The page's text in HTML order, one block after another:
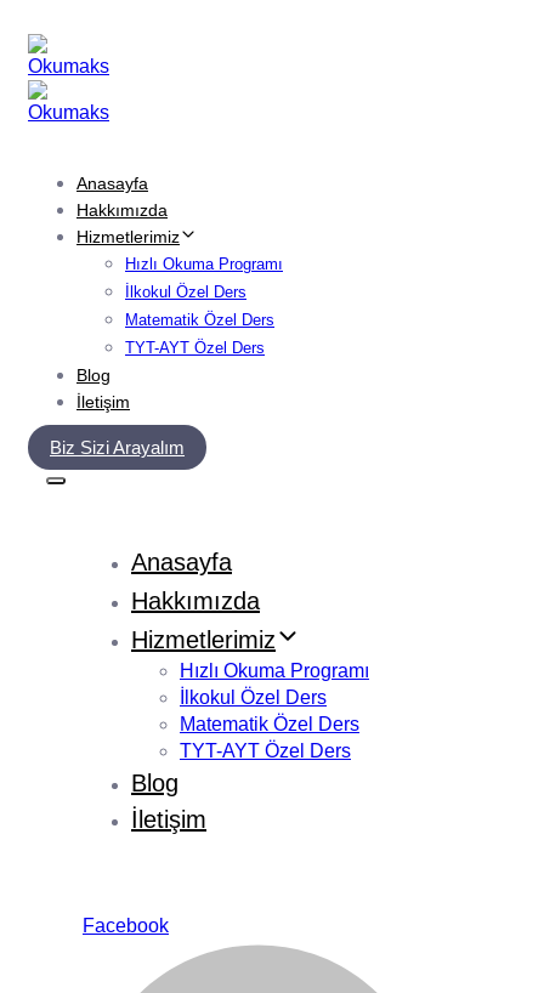
links
primary
navigation
Skip
content
Anasayfa
Hakkımızda
Hizmetlerimiz
Hızlı Okuma Programı
İlkokul Özel Ders
Matematik Özel Ders
TYT-AYT Özel Ders
Blog
İletişim
Biz Sizi Arayalım
Anasayfa
Hakkımızda
Hizmetlerimiz
Hızlı Okuma Programı
İlkokul Özel Ders
Matematik Özel Ders
TYT-AYT Özel Ders
Blog
İletişim
Facebook